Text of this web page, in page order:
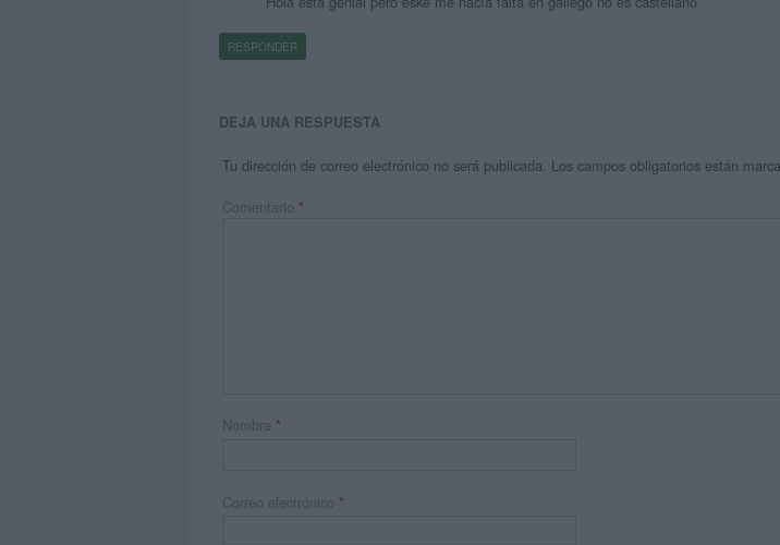
RESPONDER
DEJA UNA RESPUESTA
Tu dirección de correo electrónico no será publicada. Los campos obligatorios están
Comentario *
Nombre *
Correo electrónico *